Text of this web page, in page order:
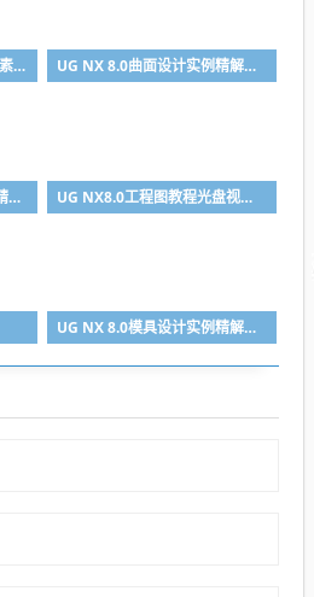
UG产品开发快捷命令速查通素材文件与效果源文件+光盘+模型文件 UG NX 8.0曲面设计实例精解视频教程
UG6.0-UG7.0模具设计实例精解视频教程 UG NX8.0工程图教程光盘视频教程下载
UG NX 8.0模具设计实例精解视频教程